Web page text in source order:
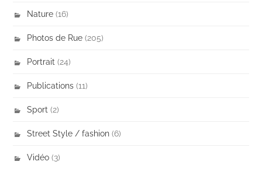
Nature (16)
Photos de Rue (205)
Portrait (24)
Publications (11)
Sport (2)
Street Style / fashion (6)
Vidéo (3)